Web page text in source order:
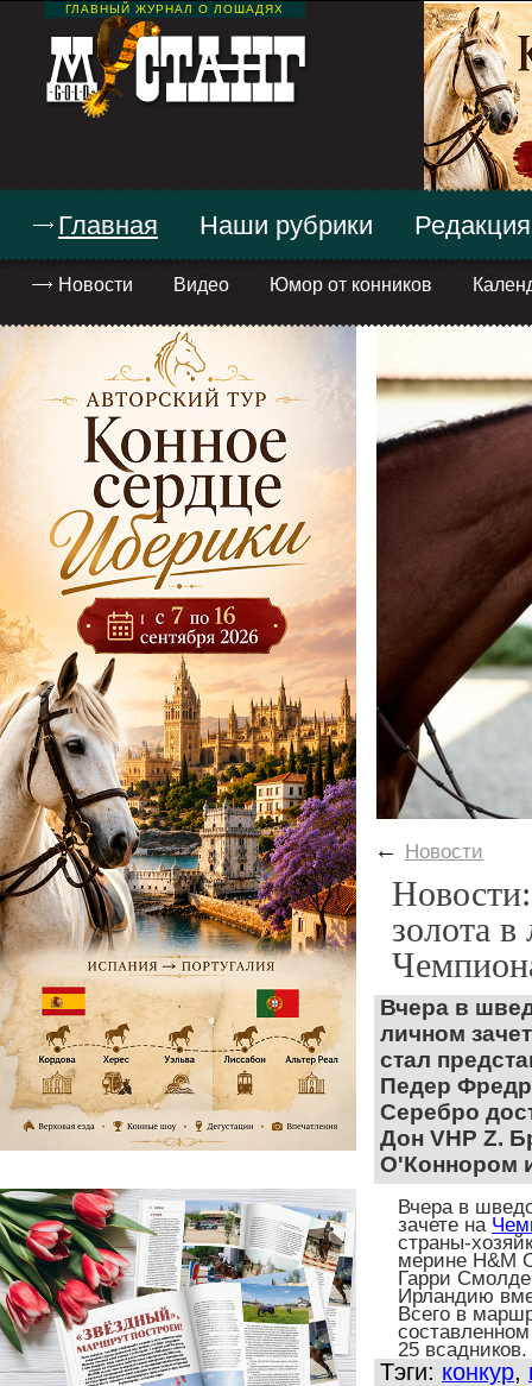
ГЛАВНЫЙ ЖУРНАЛ О ЛОШАДЯХ
Главная
Новости Видео Юмор от конников
Наши рубрики Редакция
← Новости
золота в
Вчера в
личном
стал
Педер
Серебро
Дон VHP Z.
О'Коннором
Вчера в
зачете на
страны-
мерине H&M
Гарри
Ирландию
Всего в
25 всадников.
Тэги: конкур,